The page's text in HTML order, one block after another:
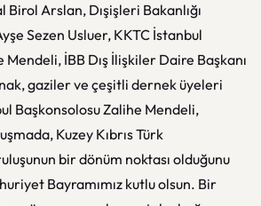
Arslan, Dışişleri Bakanlığı
Sezen Usluer, KKTC İstanbul
Mendeli, İBB Dış İlişkiler Daire Başkanı
gaziler ve çeşitli dernek üyeleri
Başkonsolosu Zalihe Mendeli,
Kuzey Kıbrıs Türk
bir dönüm noktası olduğunu
Bayramımız kutlu olsun. Bir